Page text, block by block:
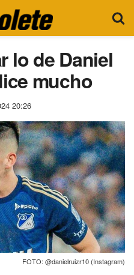
lo de Daniel
mucho
20:26
FOTO: @danielruizr10 (Instagram)